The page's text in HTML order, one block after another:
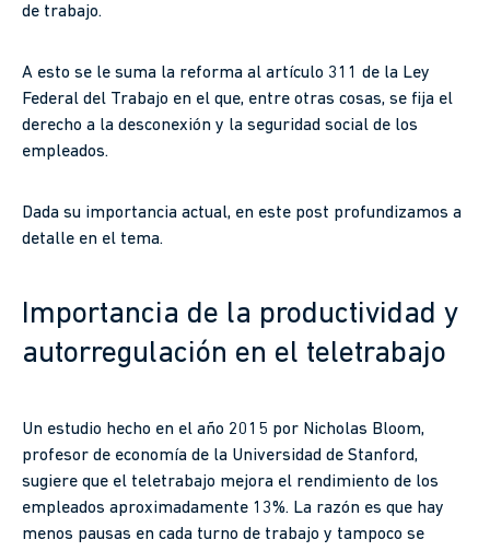
de trabajo.
A esto se le suma la reforma al artículo 311 de la Ley
Federal del Trabajo en el que, entre otras cosas, se fija el
derecho a la desconexión y la seguridad social de los
empleados.
Dada su importancia actual, en este post profundizamos a
detalle en el tema.
Importancia de la productividad y
autorregulación en el teletrabajo
Un estudio hecho en el año 2015 por Nicholas Bloom,
profesor de economía de la Universidad de Stanford,
sugiere que el teletrabajo mejora el rendimiento de los
empleados aproximadamente 13%. La razón es que hay
menos pausas en cada turno de trabajo y tampoco se